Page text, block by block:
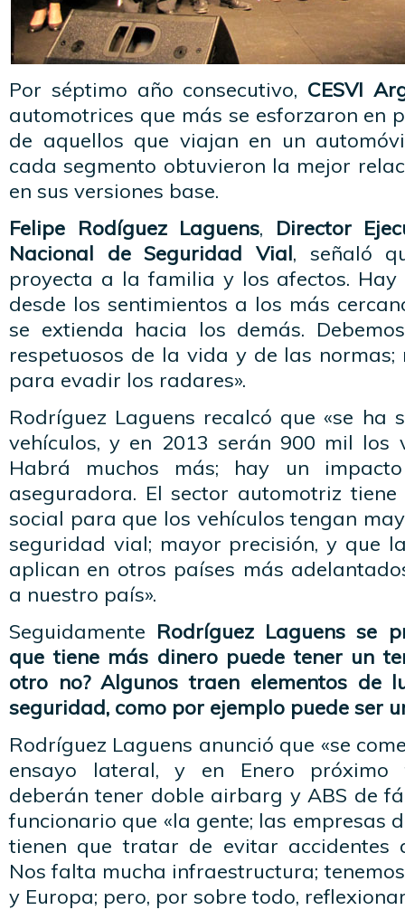
Por séptimo año consecutivo, CESVI
automotrices que más se esforzaron en
de aquellos que viajan en un
cada segmento obtuvieron la mejor
en sus versiones base.
Felipe Rodíguez Laguens, Director
Nacional de Seguridad Vial, señaló
proyecta a la familia y los afectos. Hay
desde los sentimientos a los más
se extienda hacia los demás.
respetuosos de la vida y de las
para evadir los radares».
Rodríguez Laguens recalcó que «se ha
vehículos, y en 2013 serán 900 mil los
Habrá muchos más; hay un
aseguradora. El sector automotriz
social para que los vehículos tengan
seguridad vial; mayor precisión, y que
aplican en otros países más
a nuestro país».
Seguidamente Rodríguez Laguens se
que tiene más dinero puede tener un
otro no? Algunos traen elementos de
seguridad, como por ejemplo puede ser
Rodríguez Laguens anunció que «se
ensayo lateral, y en Enero próximo
deberán tener doble airbarg y ABS de
funcionario que «la gente; las empresas
tienen que tratar de evitar accidentes
Nos falta mucha infraestructura;
y Europa; pero, por sobre todo,